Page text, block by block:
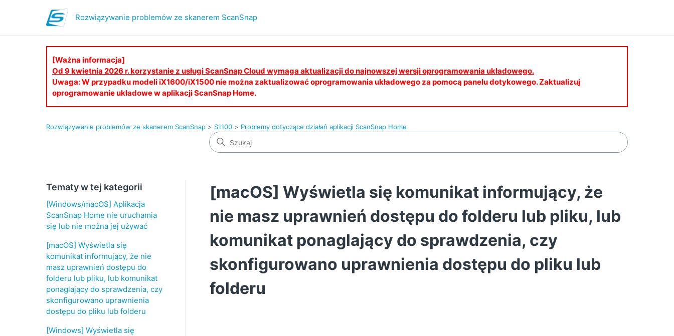
Rozwiązywanie problemów ze skanerem ScanSnap
[Ważna informacja]
Od 9 kwietnia 2026 r. korzystanie z usługi ScanSnap Cloud wymaga aktualizacji do najnowszej wersji oprogramowania układowego.
Uwaga: W przypadku modeli iX1600/iX1500 nie można zaktualizować oprogramowania układowego za pomocą panelu dotykowego. Zaktualizuj
oprogramowanie układowe w aplikacji ScanSnap Home.
Rozwiązywanie problemów ze skanerem ScanSnap S1100 Problemy dotyczące działań aplikacji ScanSnap Home
Tematy w tej kategorii
[Windows/macOS] Aplikacja
ScanSnap Home nie uruchamia
się lub nie można jej używać
[macOS] Wyświetla się
komunikat informujący, że nie
masz uprawnień dostępu do
folderu lub pliku, lub komunikat
ponaglający do sprawdzenia, czy
skonfigurowano uprawnienia
dostępu do pliku lub folderu
[Windows] Wyświetla się
[macOS] Wyświetla się komunikat informujący, że
nie masz uprawnień dostępu do folderu lub pliku, lub
komunikat ponaglający do sprawdzenia, czy
skonfigurowano uprawnienia dostępu do pliku lub
folderu